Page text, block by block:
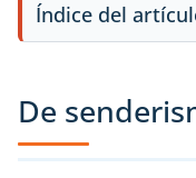
Índice del
De